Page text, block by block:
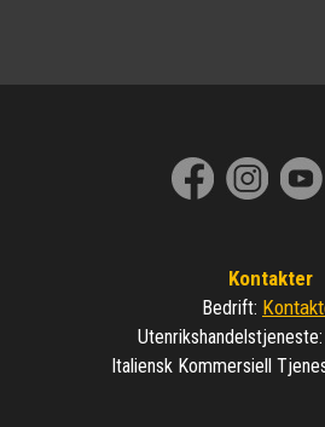
Kontakter
Bedrift:
Utenrikshandelstjeneste:
Italiensk Kommersiell